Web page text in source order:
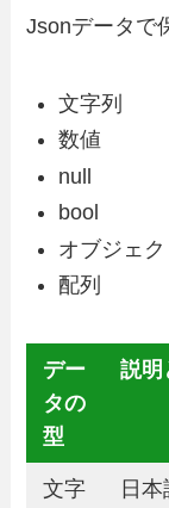
Jsonデータで
文字列
数値
null
bool
オブジェク
配列
デー
タの
型
説明
文字
日